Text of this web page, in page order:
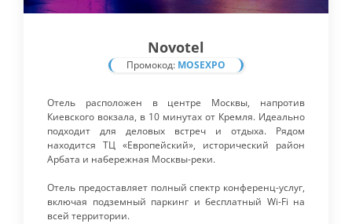
Novotel
Промокод: MOSEXPO
Отель расположен в центре Москвы, напротив
Киевского вокзала, в 10 минутах от Кремля. Идеально
подходит для деловых встреч и отдыха. Рядом
находится ТЦ «Европейский», исторический район
Арбата и набережная Москвы-реки.
Отель предоставляет полный спектр конференц-услуг,
включая подземный паркинг и бесплатный Wi-Fi на
всей территории.